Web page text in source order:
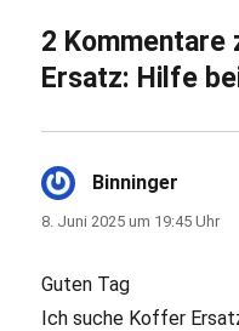
2
Ersatz: Hilfe
Binninger
8. Juni 2025 um 19:45 Uhr
Guten Tag
Ich suche Koffer